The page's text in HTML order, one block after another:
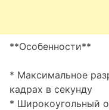
**Особенности**
* Максимальное
кадрах в секунду
* Широкоугольный